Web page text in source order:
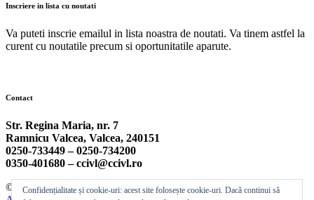
Inscriere in lista cu noutati
Va puteti inscrie emailul in lista noastra de noutati. Va tinem astfel la
curent cu noutatile precum si oportunitatile aparute.
Contact
Str. Regina Maria, nr. 7
Ramnicu Valcea, Valcea, 240151
0250-733449 –0250-734200
0350-401680 –ccivl@ccivl.ro
© 2026 Camera de Comert si Industrie Valcea | Theme byTheme
Confidențialitate și cookie-uri: acest site folosește cookie-uri. Dacă continui să